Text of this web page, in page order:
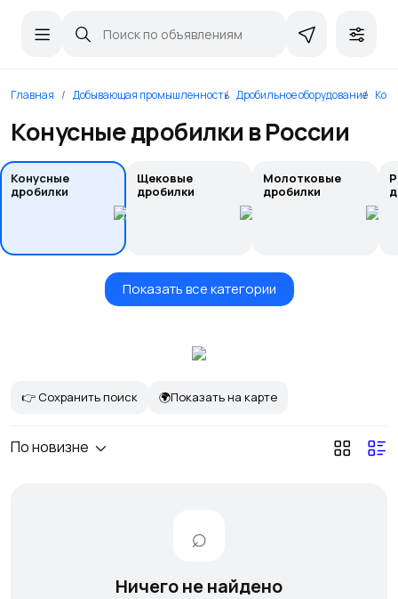
Главная Добывающая промышленность Дробильное оборудование
Конусные дробилки в России
Конусные
дробилки
Щековые
дробилки
Молотковые
дробилки
Показать все категории
👉 Сохранить поиск 🌍Показать на карте
По новизне
Ничего не найдено